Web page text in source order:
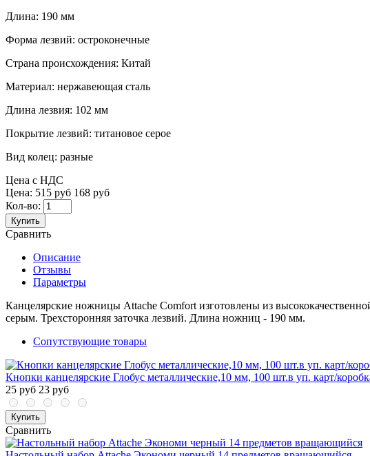
Длина: 190 мм
Форма лезвий: остроконечные
Страна происхождения: Китай
Материал: нержавеющая сталь
Длина лезвия: 102 мм
Покрытие лезвий: титановое серое
Вид колец: разные
Цена с НДС
Цена: 515 руб 168 руб
Кол-во:
Купить
Сравнить
Описание
Отзывы
Параметры
Канцелярские ножницы Attache Comfort изготовлены из
серым. Трехсторонняя заточка лезвий. Длина ножниц - 190 мм.
Сопутствующие товары
Кнопки канцелярские Глобус металлические,10 мм, 100 шт.в уп. карт/
25 руб 23 руб
Купить
Сравнить